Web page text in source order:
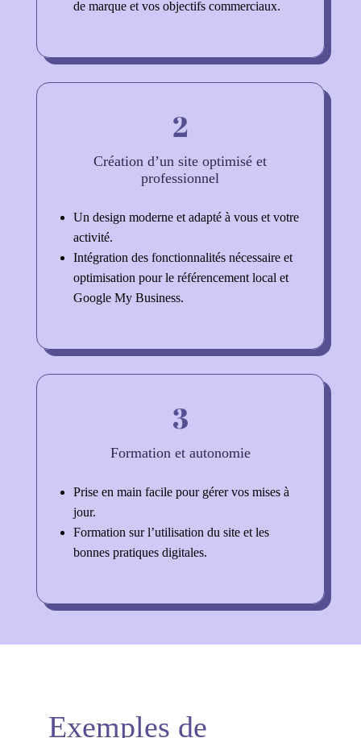
de marque et vos objectifs commerciaux.
2
Création d’un site optimisé et
professionnel
Un design moderne et adapté à vous et votre
activité.
Intégration des fonctionnalités nécessaire et
optimisation pour le référencement local et
Google My Business.
3
Formation et autonomie
Prise en main facile pour gérer vos mises à
jour.
Formation sur l’utilisation du site et les
bonnes pratiques digitales.
Exemples de